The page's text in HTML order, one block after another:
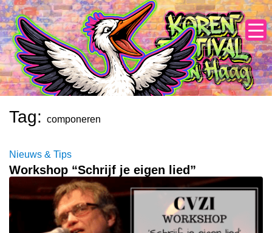
Skip
to
content
Tag: componeren
Nieuws & Tips
Workshop “Schrijf je eigen lied”